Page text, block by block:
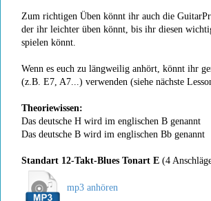
Zum richtigen Üben könnt ihr auch die
der ihr leichter üben könnt, bis ihr diesen
spielen könnt.
Wenn es euch zu längweilig anhört, könnt ihr
(z.B. E7, A7...) verwenden (siehe nächste
Theoriewissen:
Das deutsche H wird im englischen B genannt
Das deutsche B wird im englischen Bb genannt
Standart 12-Takt-Blues Tonart E (4
mp3 anhören